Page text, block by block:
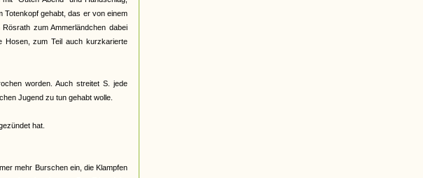
Totenkopf gehabt, das er von einem
zum Ammerländchen dabei
Hosen, zum Teil auch kurzkarierte
worden. Auch streitet S. jede
Jugend zu tun gehabt wolle.
hat.
mehr Burschen ein, die Klampfen